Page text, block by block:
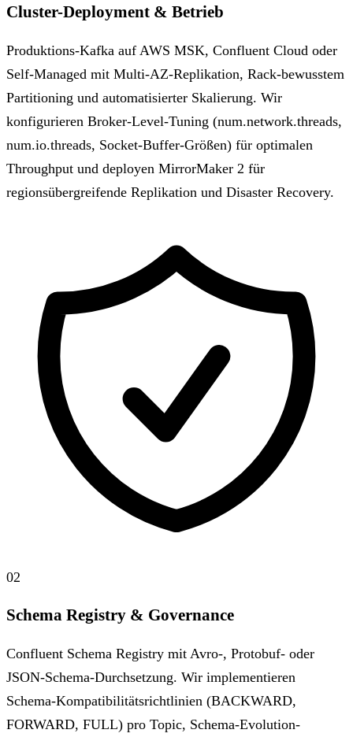
Cluster-Deployment & Betrieb
Produktions-Kafka auf AWS MSK, Confluent Cloud oder
Self-Managed mit Multi-AZ-Replikation, Rack-bewusstem
Partitioning und automatisierter Skalierung. Wir
konfigurieren Broker-Level-Tuning (num.network.threads,
num.io.threads, Socket-Buffer-Größen) für optimalen
Throughput und deployen MirrorMaker 2 für
regionsübergreifende Replikation und Disaster Recovery.
02
Schema Registry & Governance
Confluent Schema Registry mit Avro-, Protobuf- oder
JSON-Schema-Durchsetzung. Wir implementieren
Schema-Kompatibilitätsrichtlinien (BACKWARD,
FORWARD, FULL) pro Topic, Schema-Evolution-